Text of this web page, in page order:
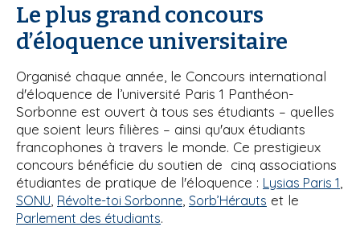
Le plus grand concours
d’éloquence universitaire
Organisé chaque année, le Concours international
d'éloquence de l’université Paris 1 Panthéon-
Sorbonne est ouvert à tous ses étudiants – quelles
que soient leurs filières – ainsi qu'aux étudiants
francophones à travers le monde. Ce prestigieux
concours bénéficie du soutien de cinq associations
étudiantes de pratique de l'éloquence : Lysias Paris 1
SONU Révolte-toi Sorbonne Sorb’Hérauts et le
Parlement des étudiants.